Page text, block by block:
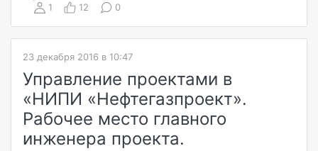
1 12 0
23 декабря 2016 в 10:47
Управление проектами в
«НИПИ «Нефтегазпроект».
Рабочее место главного
инженера проекта.